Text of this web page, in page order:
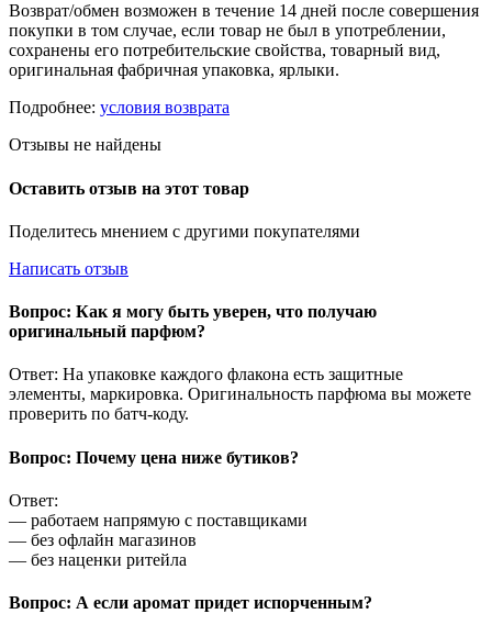
Возврат/обмен возможен в течение 14 дней после совершения
покупки в том случае, если товар не был в употреблении,
сохранены его потребительские свойства, товарный вид,
оригинальная фабричная упаковка, ярлыки.
Подробнее: условия возврата
Отзывы не найдены
Оставить отзыв на этот товар
Поделитесь мнением с другими покупателями
Написать отзыв
Вопрос: Как я могу быть уверен, что получаю
оригинальный парфюм?
Ответ: На упаковке каждого флакона есть защитные
элементы, маркировка. Оригинальность парфюма вы можете
проверить по батч-коду.
Вопрос: Почему цена ниже бутиков?
Ответ:
— работаем напрямую с поставщиками
— без офлайн магазинов
— без наценки ритейла
Вопрос: А если аромат придет испорченным?